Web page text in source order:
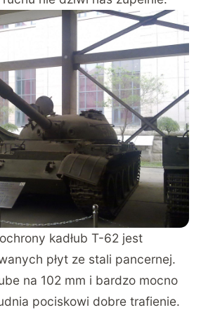
kadłub T-62 jest
płyt ze stali pancernej.
na 102 mm i bardzo mocno
pociskowi dobre trafienie.